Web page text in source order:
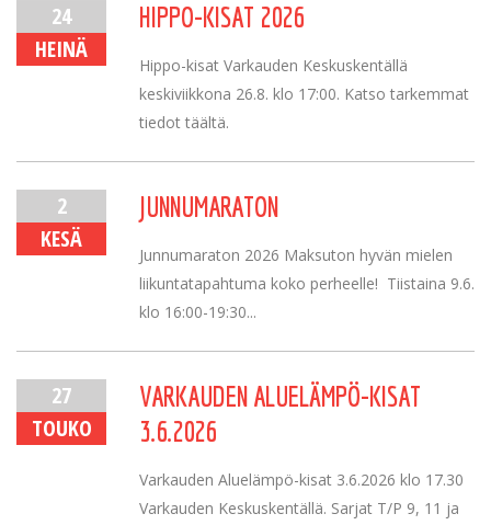
24
HEINÄ
HIPPO-KISAT 2026
Hippo-kisat Varkauden Keskuskentällä
keskiviikkona 26.8. klo 17:00. Katso tarkemmat
tiedot täältä.
2
KESÄ
JUNNUMARATON
Junnumaraton 2026 Maksuton hyvän mielen
liikuntatapahtuma koko perheelle! Tiistaina 9.6.
klo 16:00-19:30...
27
TOUKO
VARKAUDEN ALUELÄMPÖ-KISAT
3.6.2026
Varkauden Aluelämpö-kisat 3.6.2026 klo 17.30
Varkauden Keskuskentällä. Sarjat T/P 9, 11 ja